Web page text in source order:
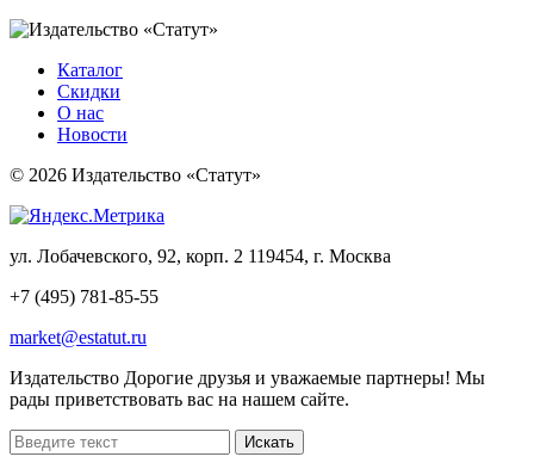
Каталог
Скидки
О нас
Новости
© 2026 Издательство «Статут»
ул. Лобачевского, 92, корп. 2 119454, г. Москва
+7 (495) 781-85-55
market@estatut.ru
Издательство Дорогие друзья и уважаемые партнеры! Мы
рады приветствовать вас на нашем сайте.